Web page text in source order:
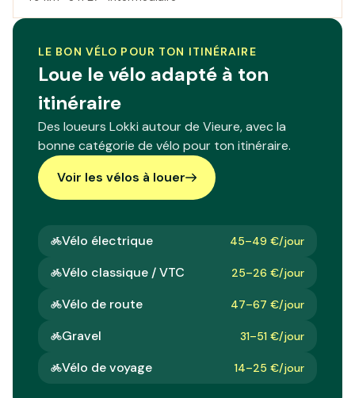
LE BON VÉLO POUR TON ITINÉRAIRE
Loue le vélo adapté à ton
itinéraire
Des loueurs Lokki autour de Vieure, avec la
bonne catégorie de vélo pour ton itinéraire.
Voir les vélos à louer
Vélo électrique 45–49 €/jour
Vélo classique / VTC 25–26 €/jour
Vélo de route 47–67 €/jour
Gravel 31–51 €/jour
Vélo de voyage 14–25 €/jour